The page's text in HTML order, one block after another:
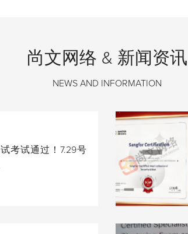
尚文网络 & 新闻资讯
NEWS AND INFORMATION
考试通过！7.29号